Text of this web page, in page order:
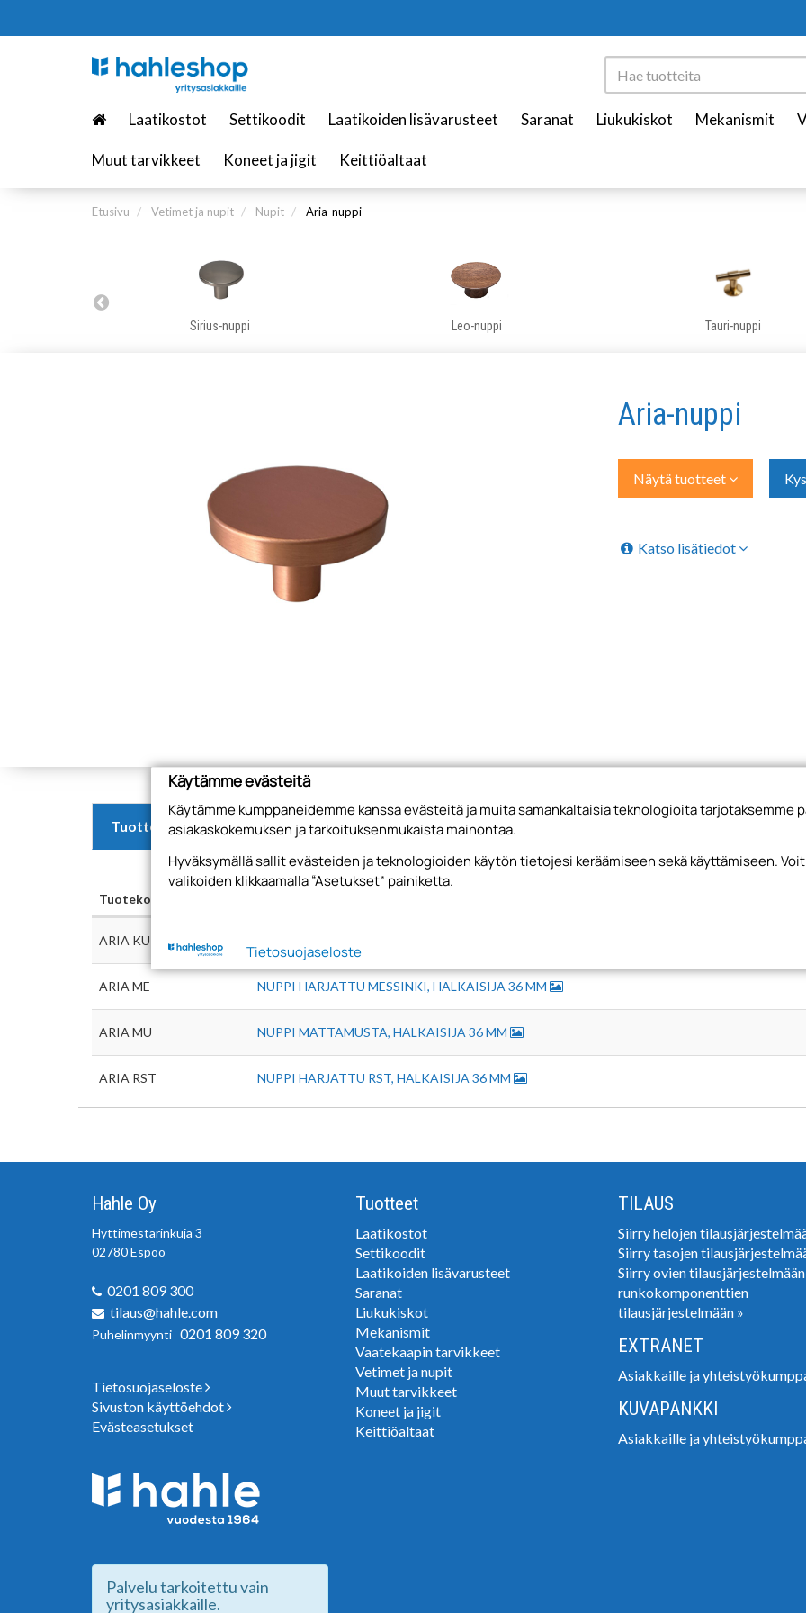
Laatikostot Settikoodit Laatikoiden lisävarusteet Saranat Liukukiskot Mekanismit
Muut tarvikkeet Koneet ja jigit Keittiöaltaat
Etusivu Vetimet ja nupit Nupit Aria-nuppi
Sirius-nuppi Leo-nuppi Tauri-nuppi
Aria-nuppi
Näytä tuotteet
Katso lisätiedot
Tuotteet
Tuotekoodi
ARIA KU
ARIA ME NUPPI HARJATTU MESSINKI, HALKAISIJA 36 MM
ARIA MU NUPPI MATTAMUSTA, HALKAISIJA 36 MM
ARIA RST NUPPI HARJATTU RST, HALKAISIJA 36 MM
Hahle Oy
Hyttimestarinkuja 3
02780 Espoo
0201 809 300
tilaus@hahle.com
Puhelinmyynti 0201 809 320
Tietosuojaseloste
Sivuston käyttöehdot
Evästeasetukset
Palvelu tarkoitettu vain
yritysasiakkaille.
Tuotteet
Laatikostot
Settikoodit
Laatikoiden lisävarusteet
Saranat
Liukukiskot
Mekanismit
Vaatekaapin tarvikkeet
Vetimet ja nupit
Muut tarvikkeet
Koneet ja jigit
Keittiöaltaat
TILAUS
Siirry helojen
Siirry tasojen
Siirry ovien tilausjärjestelmään
runkokomponenttien
tilausjärjestelmään »
EXTRANET
Asiakkaille ja
KUVAPANKKI
Asiakkaille ja
Käytämme evästeitä
Käytämme kumppaneidemme kanssa evästeitä ja muita samankaltaisia teknologioita tarjotaksemme
asiakaskokemuksen ja tarkoituksenmukaista mainontaa.
Hyväksymällä sallit evästeiden ja teknologioiden käytön tietojesi keräämiseen sekä käyttämiseen.
valikoiden klikkaamalla “Asetukset” painiketta.
Tietosuojaseloste